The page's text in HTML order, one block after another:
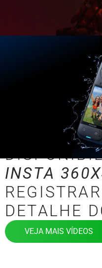
INSTA
DETALHE
VEJA MAIS VÍDEOS